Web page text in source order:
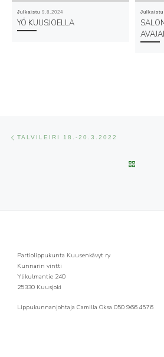
Julkaistu9.8.2024
YÖ KUUSJOELLA
ARTIKKELIEN
TALVILEIRI 18.-20.3.2022
Partiolippukunta Kuusenkävyt ry
Kunnarin vintti
Ylikulmantie 240
25330 Kuusjoki
Lippukunnanjohtaja Camilla Oksa 050 966 4576